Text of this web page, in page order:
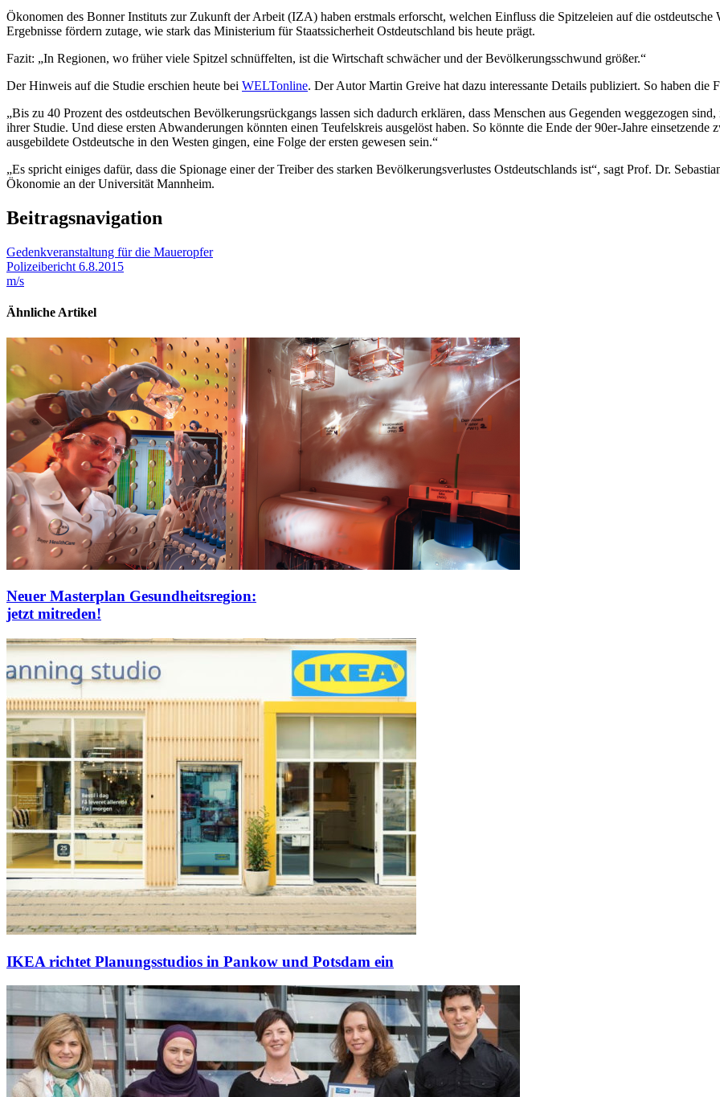
Ökonomen des Bonner Instituts zur Zukunft der Arbeit (IZA) haben erstmals erforscht, welchen Einfluss die Spitzeleien auf die
Ergebnisse fördern zutage, wie stark das Ministerium für Staatssicherheit Ostdeutschland bis heute prägt.
Fazit: „In Regionen, wo früher viele Spitzel schnüffelten, ist die Wirtschaft schwächer und der Bevölkerungsschwund größer.“
Der Hinweis auf die Studie erschien heute bei WELTonline. Der Autor Martin Greive hat dazu interessante Details publiziert. So haben die
„Bis zu 40 Prozent des ostdeutschen Bevölkerungsrückgangs lassen sich dadurch erklären, dass Menschen aus Gegenden weggezogen
ihrer Studie. Und diese ersten Abwanderungen könnten einen Teufelskreis ausgelöst haben. So könnte die Ende der 90er-Jahre
ausgebildete Ostdeutsche in den Westen gingen, eine Folge der ersten gewesen sein.“
„Es spricht einiges dafür, dass die Spionage einer der Treiber des starken Bevölkerungsverlustes Ostdeutschlands ist“, sagt Prof. Dr.
Ökonomie an der Universität Mannheim.
Beitragsnavigation
Gedenkveranstaltung für die Maueropfer
Polizeibericht 6.8.2015
m/s
Ähnliche Artikel
Neuer Masterplan Gesundheitsregion:
jetzt mitreden!
IKEA richtet Planungsstudios in Pankow und Potsdam ein